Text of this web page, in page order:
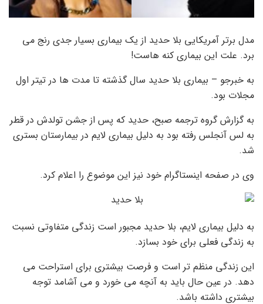
مدل برتر آمریکایی بلا حدید از یک بیماری بسیار جدی رنج می
برد. علت این بیماری کنه هاست!
به خبرجو – بیماری بلا حدید سال گذشته تا مدت ها در تیتر اول
مجلات بود.
به گزارش گروه ترجمه صبح، حدید که پس از جشن تولدش در قطر
به لس آنجلس رفته بود به دلیل بیماری لایم در بیمارستان بستری
شد.
وی در صفحه اینستاگرام خود نیز این موضوع را اعلام کرد.
به دلیل بیماری لایم، بلا حدید مجبور است زندگی متفاوتی نسبت
به زندگی فعلی برای خود بسازد.
این زندگی منظم تر است و فرصت بیشتری برای استراحت می
دهد. در عین حال باید به آنچه می خورد و می آشامد توجه
بیشتری داشته باشد.